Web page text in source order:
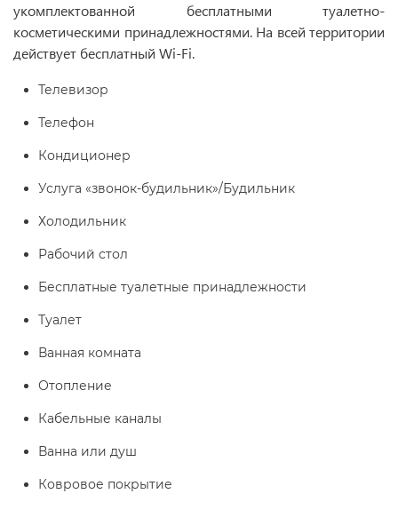
укомплектованной бесплатными туалетно-
косметическими принадлежностями. На всей территории
действует бесплатный Wi-Fi.
Телевизор
Телефон
Кондиционер
Услуга «звонок-будильник»/Будильник
Холодильник
Рабочий стол
Бесплатные туалетные принадлежности
Туалет
Ванная комната
Отопление
Кабельные каналы
Ванна или душ
Ковровое покрытие